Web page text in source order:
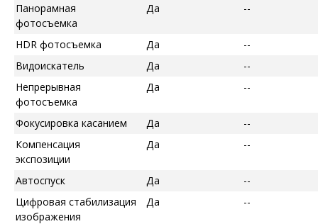
Панорамная
фотосъемка
Да --
HDR фотосъемка Да
--
Видоискатель
Да
--
Непрерывная
фотосъемка
Да --
Фокусировка касанием Да
--
Компенсация
экспозиции
Да --
Автоспуск Да
--
Цифровая стабилизация
изображения
Да --